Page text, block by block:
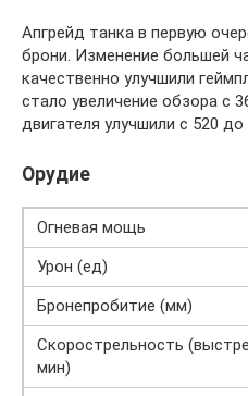
Апгрейд танка в первую
брони. Изменение большей
качественно улучшили
стало увеличение обзора с
двигателя улучшили с 520 до
Орудие
Огневая мощь
Урон (ед)
Бронепробитие (мм)
Скорострельность
мин)